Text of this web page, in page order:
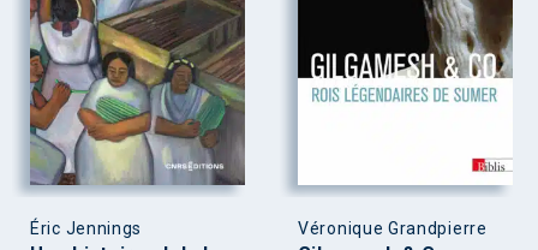
Éric Jennings Véronique Grandpierre